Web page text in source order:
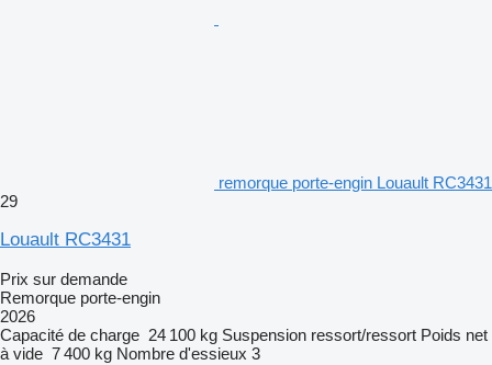
remorque porte-engin Louault RC3431
29
Louault RC3431
Prix sur demande
Remorque porte-engin
2026
Capacité de charge 24 100 kg Suspension ressort/ressort Poids net
à vide 7 400 kg Nombre d'essieux 3